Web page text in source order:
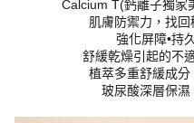
Calcium T(鈣離子獨家
肌膚防禦力，找回
強化屏障•持
舒緩乾燥引起的不
植萃多重舒緩成分
玻尿酸深層保濕